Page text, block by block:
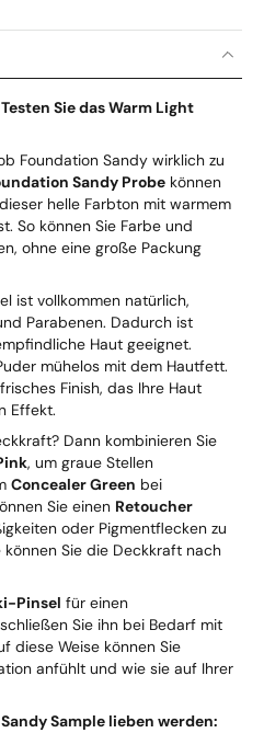
Sie das Warm Light
Foundation Sandy wirklich zu
Sandy Probe können
helle Farbton mit warmem
So können Sie Farbe und
ohne eine große Packung
ist vollkommen natürlich,
Parabenen. Dadurch ist
Haut geeignet.
mühelos mit dem Hautfett.
Finish, das Ihre Haut
Effekt.
Dann kombinieren Sie
, um graue Stellen
Concealer Green bei
Sie einen Retoucher
oder Pigmentflecken zu
Sie die Deckkraft nach
Pinsel für einen
Sie ihn bei Bedarf mit
diese Weise können Sie
anfühlt und wie sie auf Ihrer
Sample lieben werden: